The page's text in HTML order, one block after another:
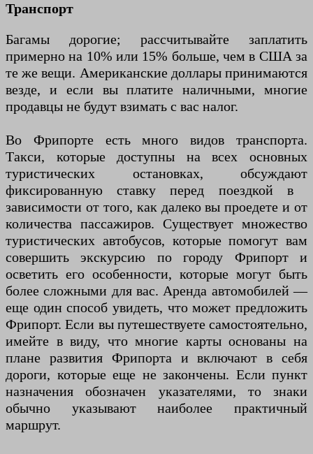
Транспорт
Багамы дорогие; рассчитывайте заплатить
примерно на 10% или 15% больше, чем в США за
те же вещи. Американские доллары принимаются
везде, и если вы платите наличными, многие
продавцы не будут взимать с вас налог.
Во Фрипорте есть много видов транспорта.
Такси, которые доступны на всех основных
туристических остановках, обсуждают
фиксированную ставку перед поездкой в ​​
зависимости от того, как далеко вы проедете и от
количества пассажиров. Существует множество
туристических автобусов, которые помогут вам
совершить экскурсию по городу Фрипорт и
осветить его особенности, которые могут быть
более сложными для вас. Аренда автомобилей —
еще один способ увидеть, что может предложить
Фрипорт. Если вы путешествуете самостоятельно,
имейте в виду, что многие карты основаны на
плане развития Фрипорта и включают в себя
дороги, которые еще не закончены. Если пункт
назначения обозначен указателями, то знаки
обычно указывают наиболее практичный
маршрут.